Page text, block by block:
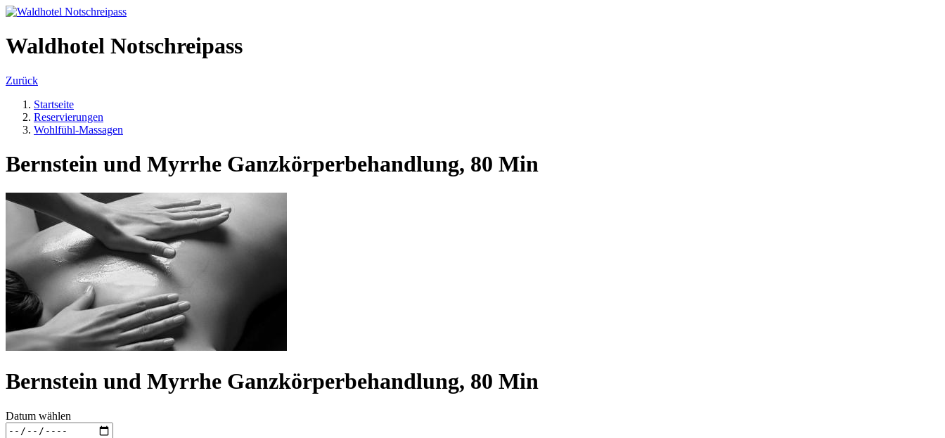
Waldhotel Notschreipass
Zurück
Startseite
Reservierungen
Wohlfühl-Massagen
Bernstein und Myrrhe Ganzkörperbehandlung, 80 Min
Bernstein und Myrrhe Ganzkörperbehandlung, 80 Min
Datum wählen